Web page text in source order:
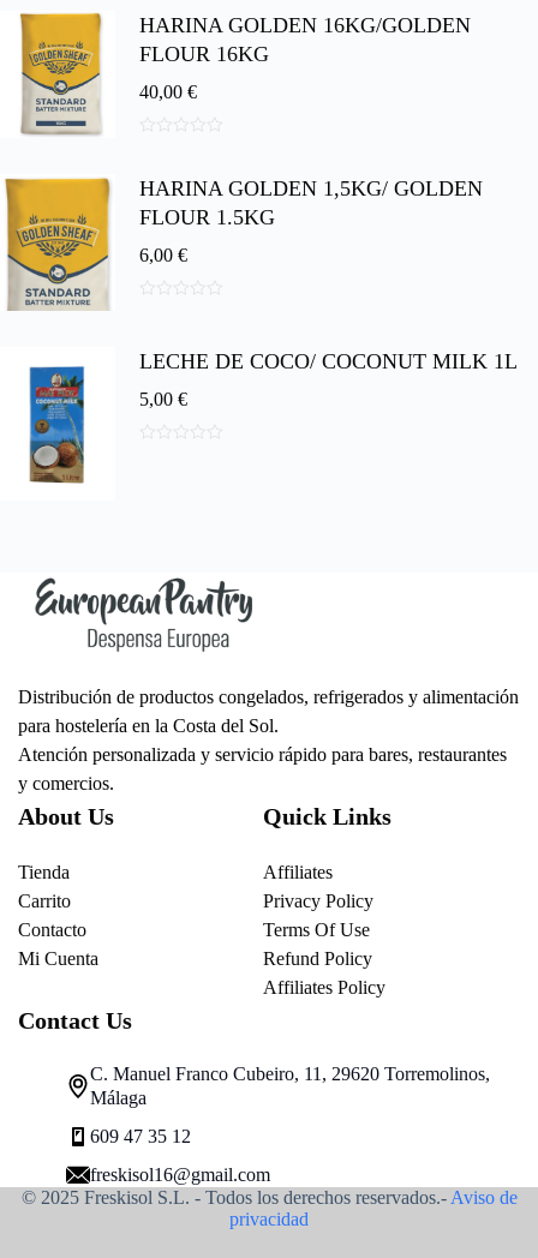
e
HARINA GOLDEN 16KG/GOLDEN
FLOUR 16KG
40,00 €
e
HARINA GOLDEN 1,5KG/ GOLDEN
FLOUR 1.5KG
6,00 €
5
LECHE DE COCO/ COCONUT MILK 1L
5,00 €
Distribución de productos congelados, refrigerados y alimentación
para hostelería en la Costa del Sol.
Atención personalizada y servicio rápido para bares, restaurantes
y comercios.
About Us
Tienda
Carrito
Contacto
Mi Cuenta
Quick Links
Affiliates
Privacy Policy
Terms Of Use
Refund Policy
Affiliates Policy
Contact Us
C. Manuel Franco Cubeiro, 11, 29620 Torremolinos,
Málaga
609 47 35 12
freskisol16@gmail.com
© 2025 Freskisol S.L. - Todos los derechos reservados.- Aviso de
privacidad